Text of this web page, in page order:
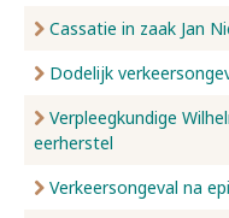
Cassatie in zaak Jan
Dodelijk
Verpleegkundige
eerherstel
Verkeersongeval na